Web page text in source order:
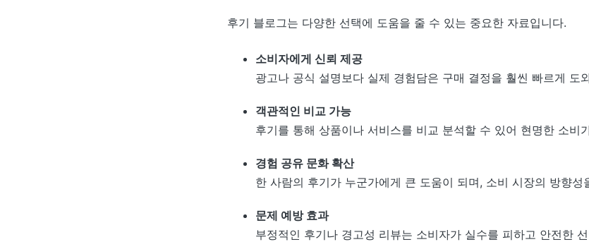
후기 블로그는 다양한 선택에 도움을 줄 수 있는 중요한 자료입니다.
소비자에게 신뢰 제공
광고나 공식 설명보다 실제 경험담은 구매 결정을 훨씬 빠르게 도
객관적인 비교 가능
후기를 통해 상품이나 서비스를 비교 분석할 수 있어 현명한 소비
경험 공유 문화 확산
한 사람의 후기가 누군가에게 큰 도움이 되며, 소비 시장의 방향성
문제 예방 효과
부정적인 후기나 경고성 리뷰는 소비자가 실수를 피하고 안전한